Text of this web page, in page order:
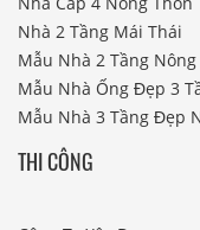
Nhà 2 Tầng Mái Thái
Mẫu Nhà 2 Tầng
Mẫu Nhà Ống Đẹp 3
Mẫu Nhà 3 Tầng Đẹp
THI CÔNG